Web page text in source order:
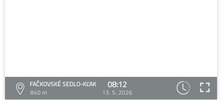
FAČKOVSKÉ SEDLO-KĽAK
840 m
08:12
13. 5. 2026